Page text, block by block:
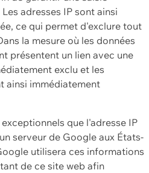
adresses IP sont ainsi
ce qui permet d'exclure tout
la mesure où les données
présentent un lien avec une
exclu et les
ainsi immédiatement
que l'adresse IP
serveur de Google aux États-
utilisera ces informations
de ce site web afin